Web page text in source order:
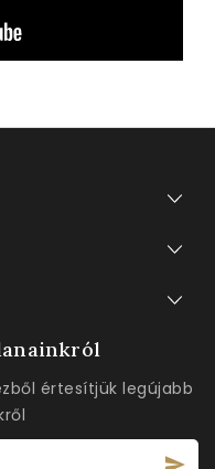
értesítjük legújabb